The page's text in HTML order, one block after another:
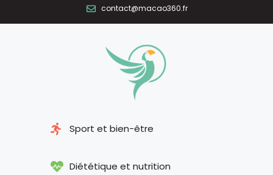
contact@macao360.fr
Sport et bien-être
Diététique et nutrition